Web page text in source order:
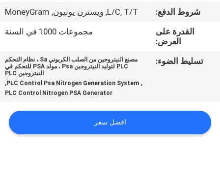
اطلب
عرض
أسعار
شروط الدفع:
L/C, T/T, ويسترن يونيون, MoneyGram
القدرة على
العرض:
مجموعات 1000 في السنة
تسليط الضوء:
مصنع النيتروجين من الصلب الكربوني Sa ، نظام التحكم
PLC لتوليد النيتروجين Psa ، مولد PSA للتحكم في
النيتروجين PLC
,
PLC Control Psa Nitrogen Generation System
,
PLC Control Nitrogen PSA Generator
افضل سعر